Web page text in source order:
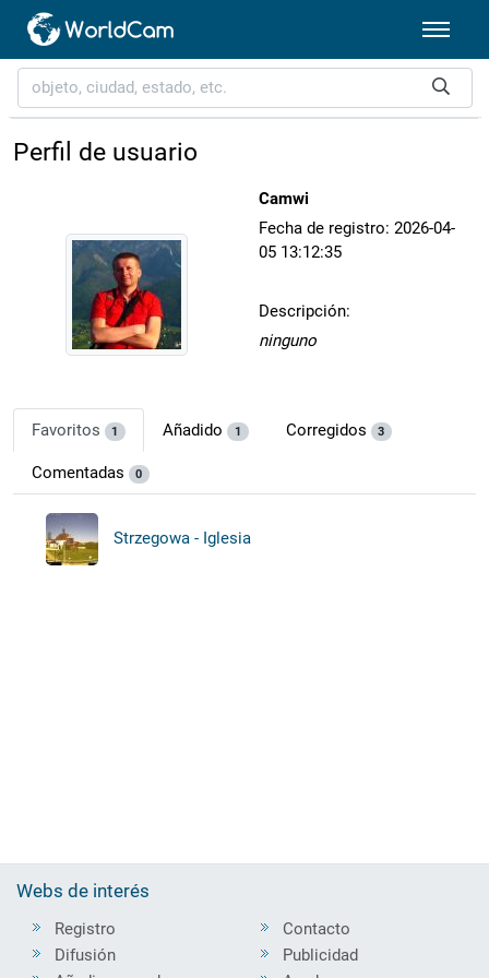
Perfil de usuario
Camwi
Fecha de registro: 2026-04-
05 13:12:35
Descripción:
ninguno
Favoritos 1 Añadido 1 Corregidos 3
Comentadas 0
Strzegowa - Iglesia
Webs de interés
Registro
Difusión
Contacto
Publicidad